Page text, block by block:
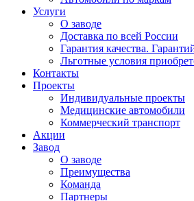
Услуги
О заводе
Доставка по всей России
Гарантия качества.
Льготные условия
Контакты
Проекты
Индивидуальные проекты
Медицинские автомобили
Коммерческий транспорт
Акции
Завод
О заводе
Преимущества
Команда
Партнеры